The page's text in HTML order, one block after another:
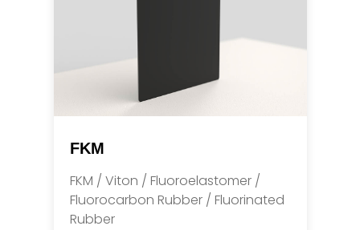
FKM
FKM / Viton / Fluoroelastomer /
Fluorocarbon Rubber / Fluorinated
Rubber